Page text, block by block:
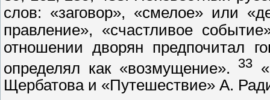
слов: «заговор», «смелое» или
правление», «счастливое
отношении дворян предпочитал
определял как «возмущение». 33
Щербатова и «Путешествие» А.